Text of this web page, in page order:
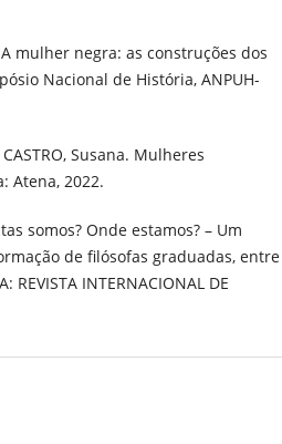
mulher negra: as construções dos
Nacional de História, ANPUH-
Susana. Mulheres
Atena, 2022.
somos? Onde estamos? – Um
de filósofas graduadas, entre
REVISTA INTERNACIONAL DE